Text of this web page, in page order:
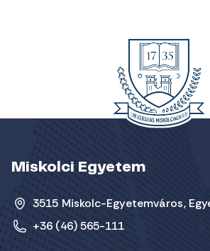
Miskolci Egyetem
3515 Miskolc-Egyetemváros,
+36 (46) 565-111